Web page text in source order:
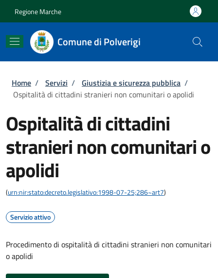
Regione Marche
Comune di Polverigi
Briciole di pane
Home / Servizi / Giustizia e sicurezza pubblica /
Ospitalità di cittadini stranieri non comunitari o apolidi
Ospitalità di cittadini
stranieri non comunitari o
apolidi
(urn:nir:stato:decreto.legislativo:1998-07-25;286~art7)
Servizio attivo
Procedimento di ospitalità di cittadini stranieri non comunitari
o apolidi